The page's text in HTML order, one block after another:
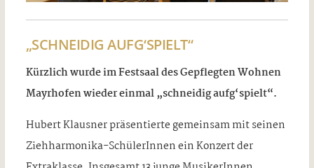
„SCHNEIDIG AUFG‘SPIELT“
Kürzlich wurde im Festsaal des Gepflegten Wohnen
Mayrhofen wieder einmal „schneidig aufg‘spielt“.
Hubert Klausner präsentierte gemeinsam mit seinen
Ziehharmonika-SchülerInnen ein Konzert der